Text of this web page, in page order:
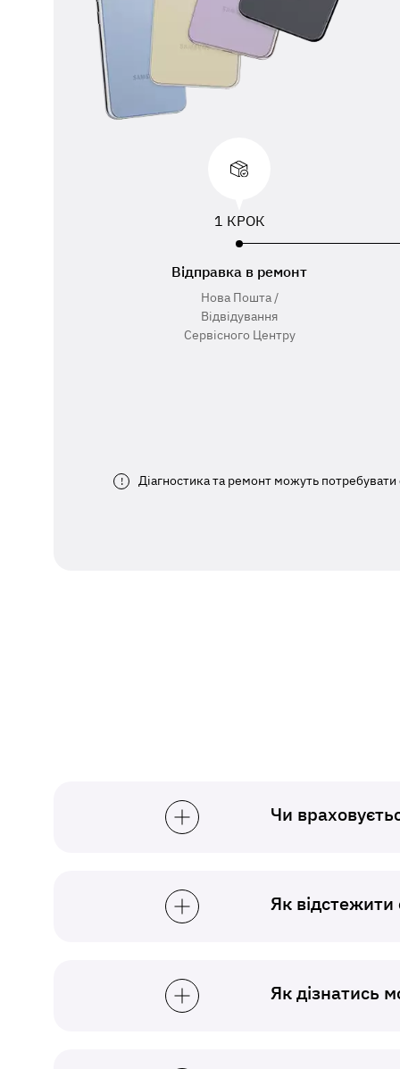
1 КРОК
Відправка в ремонт
Нова Пошта /
Відвідування
Сервісного Центру
! Діагностика та ремонт можуть
Чи
Як відстежити
Як дізнатись